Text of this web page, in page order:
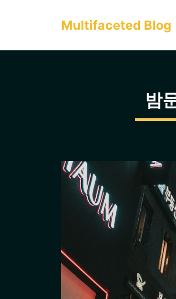
로
Multifaceted Blog
밤